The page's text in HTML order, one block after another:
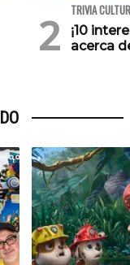
TRIVIA
¡10
acerca